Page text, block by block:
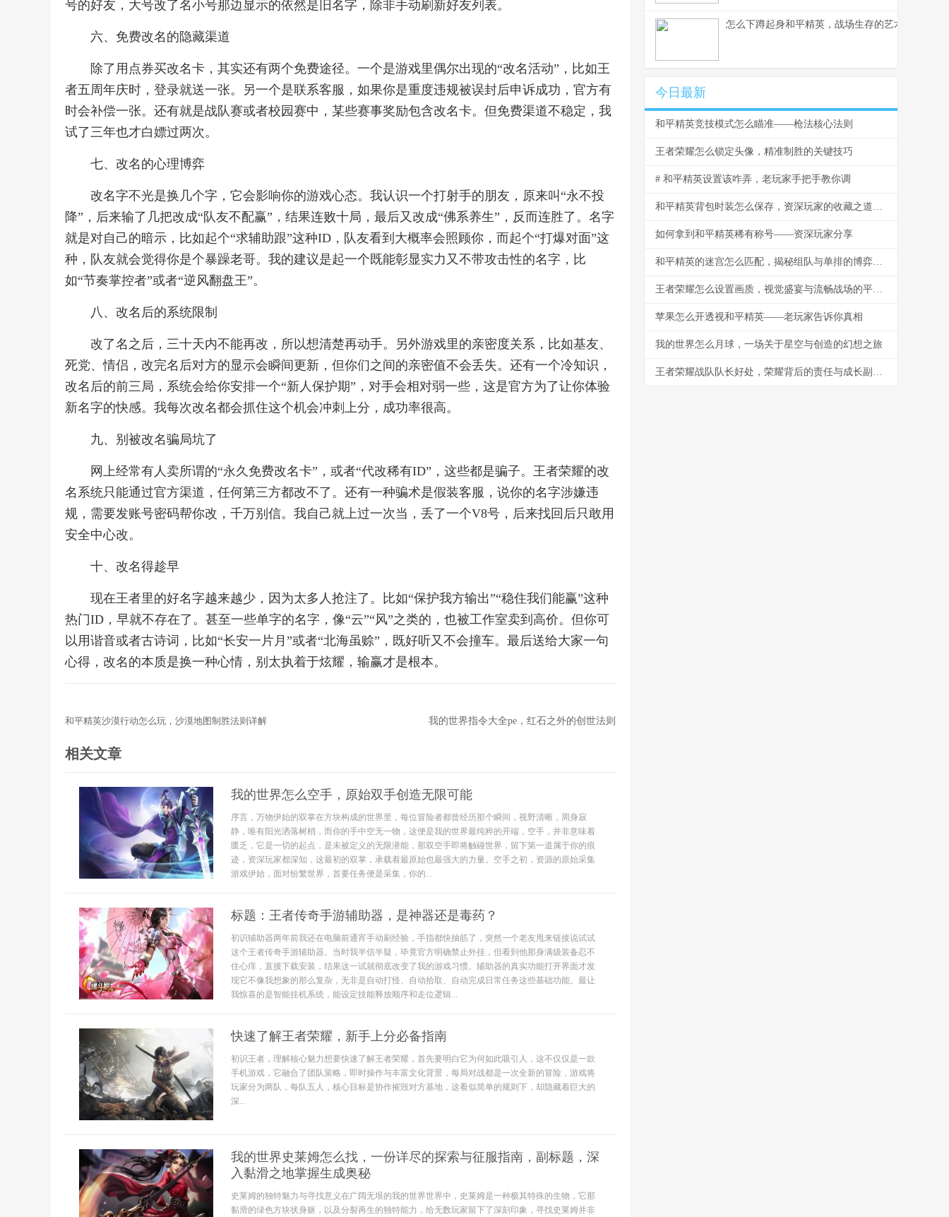
号的好友，大号改了名小号那边显示的依然是旧名字，除非手动刷新好友列表。
六、免费改名的隐藏渠道
除了用点券买改名卡，其实还有两个免费途径。一个是游戏里偶尔出现的“改名活动”，比如王
者五周年庆时，登录就送一张。另一个是联系客服，如果你是重度违规被误封后申诉成功，官方有
时会补偿一张。还有就是战队赛或者校园赛中，某些赛事奖励包含改名卡。但免费渠道不稳定，我
试了三年也才白嫖过两次。
七、改名的心理博弈
改名字不光是换几个字，它会影响你的游戏心态。我认识一个打射手的朋友，原来叫“永不投
降”，后来输了几把改成“队友不配赢”，结果连败十局，最后又改成“佛系养生”，反而连胜了。名字
就是对自己的暗示，比如起个“求辅助跟”这种ID，队友看到大概率会照顾你，而起个“打爆对面”这
种，队友就会觉得你是个暴躁老哥。我的建议是起一个既能彰显实力又不带攻击性的名字，比
如“节奏掌控者”或者“逆风翻盘王”。
八、改名后的系统限制
改了名之后，三十天内不能再改，所以想清楚再动手。另外游戏里的亲密度关系，比如基友、
死党、情侣，改完名后对方的显示会瞬间更新，但你们之间的亲密值不会丢失。还有一个冷知识，
改名后的前三局，系统会给你安排一个“新人保护期”，对手会相对弱一些，这是官方为了让你体验
新名字的快感。我每次改名都会抓住这个机会冲刺上分，成功率很高。
九、别被改名骗局坑了
网上经常有人卖所谓的“永久免费改名卡”，或者“代改稀有ID”，这些都是骗子。王者荣耀的改
名系统只能通过官方渠道，任何第三方都改不了。还有一种骗术是假装客服，说你的名字涉嫌违
规，需要发账号密码帮你改，千万别信。我自己就上过一次当，丢了一个V8号，后来找回后只敢用
安全中心改。
十、改名得趁早
现在王者里的好名字越来越少，因为太多人抢注了。比如“保护我方输出”“稳住我们能赢”这种
热门ID，早就不存在了。甚至一些单字的名字，像“云”“风”之类的，也被工作室卖到高价。但你可
以用谐音或者古诗词，比如“长安一片月”或者“北海虽赊”，既好听又不会撞车。最后送给大家一句
心得，改名的本质是换一种心情，别太执着于炫耀，输赢才是根本。
和平精英沙漠行动怎么玩，沙漠地图制胜法则详解 我的世界指令大全pe，红石之外的创世法则
相关文章
我的世界怎么空手，原始双手创造无限可能
序言，万物伊始的双掌在方块构成的世界里，每位冒险者都曾经历那个瞬间，视野清晰，周身寂
静，唯有阳光洒落树梢，而你的手中空无一物，这便是我的世界最纯粹的开端，空手，并非意味着
匮乏，它是一切的起点，是未被定义的无限潜能，那双空手即将触碰世界，留下第一道属于你的痕
迹，资深玩家都深知，这最初的双掌，承载着最原始也最强大的力量。空手之初，资源的原始采集
游戏伊始，面对纷繁世界，首要任务便是采集，你的...
标题：王者传奇手游辅助器，是神器还是毒药？
初识辅助器两年前我还在电脑前通宵手动刷经验，手指都快抽筋了，突然一个老友甩来链接说试试
这个王者传奇手游辅助器。当时我半信半疑，毕竟官方明确禁止外挂，但看到他那身满级装备忍不
住心痒，直接下载安装，结果这一试就彻底改变了我的游戏习惯。辅助器的真实功能打开界面才发
现它不像我想象的那么复杂，无非是自动打怪、自动拾取、自动完成日常任务这些基础功能。最让
我惊喜的是智能挂机系统，能设定技能释放顺序和走位逻辑...
快速了解王者荣耀，新手上分必备指南
初识王者，理解核心魅力想要快速了解王者荣耀，首先要明白它为何如此吸引人，这不仅仅是一款
手机游戏，它融合了团队策略，即时操作与丰富文化背景，每局对战都是一次全新的冒险，游戏将
玩家分为两队，每队五人，核心目标是协作摧毁对方基地，这看似简单的规则下，却隐藏着巨大的
深...
我的世界史莱姆怎么找，一份详尽的探索与征服指南，副标题，深
入黏滑之地掌握生成奥秘
史莱姆的独特魅力与寻找意义在广阔无垠的我的世界世界中，史莱姆是一种极其特殊的生物，它那
黏滑的绿色方块状身躯，以及分裂再生的独特能力，给无数玩家留下了深刻印象，寻找史莱姆并非
怎么下蹲起身和平精英，战场生存的艺术
今日最新
和平精英竞技模式怎么瞄准——枪法核心法则
王者荣耀怎么锁定头像，精准制胜的关键技巧
# 和平精英设置该咋弄，老玩家手把手教你调
和平精英背包时装怎么保存，资深玩家的收藏之道，副标题，虚拟衣橱的永恒艺术
如何拿到和平精英稀有称号——资深玩家分享
和平精英的迷宫怎么匹配，揭秘组队与单排的博弈之道
王者荣耀怎么设置画质，视觉盛宴与流畅战场的平衡艺术，副标题，资深玩家的画质调优指南
苹果怎么开透视和平精英——老玩家告诉你真相
我的世界怎么月球，一场关于星空与创造的幻想之旅
王者荣耀战队队长好处，荣耀背后的责任与成长副标题